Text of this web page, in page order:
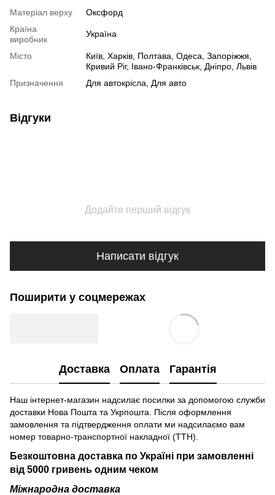
Матеріал верху
Оксфорд
Країна
виробник
Україна
Місто
Київ, Харків, Полтава, Одеса, Запоріжжя,
Кривий Ріг, Івано-Франківськ, Дніпро, Львів
Призначення
Для автокрісла, Для авто
Відгуки
Додайте перший відгук
Написати відгук
Поширити у соцмережах
Доставка Оплата Гарантія
Наш інтернет-магазин надсилає посилки за допомогою служби
доставки Нова Пошта та Укрпошта. Після оформлення
замовлення та підтвердження оплати ми надсилаємо вам
номер товарно-транспортної накладної (ТТН).
Безкоштовна доставка по Україні при замовленні
від 5000 гривень одним чеком
Міжнародна доставка